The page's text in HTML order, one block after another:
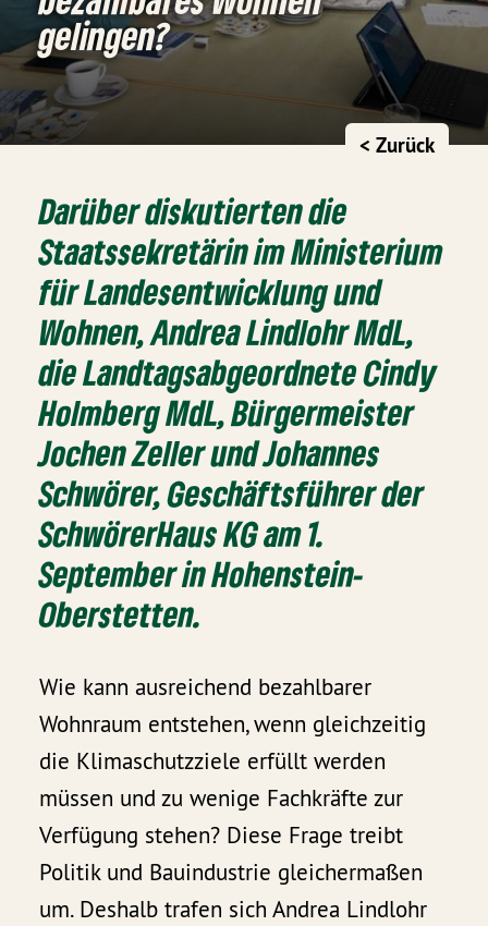
gelingen?
< Zurück
Darüber diskutierten die
Staatssekretärin im Ministerium
für Landesentwicklung und
Wohnen, Andrea Lindlohr MdL,
die Landtagsabgeordnete Cindy
Holmberg MdL, Bürgermeister
Jochen Zeller und Johannes
Schwörer, Geschäftsführer der
SchwörerHaus KG am 1.
September in Hohenstein-
Oberstetten.
Wie kann ausreichend bezahlbarer
Wohnraum entstehen, wenn gleichzeitig
die Klimaschutzziele erfüllt werden
müssen und zu wenige Fachkräfte zur
Verfügung stehen? Diese Frage treibt
Politik und Bauindustrie gleichermaßen
um. Deshalb trafen sich Andrea Lindlohr